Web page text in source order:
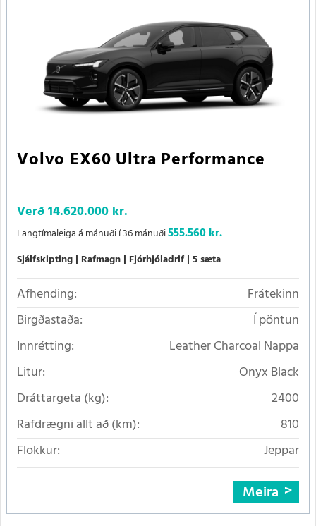
Volvo EX60 Ultra Performance
Verð14.620.000 kr.
Langtímaleiga á mánuði í 36 mánuði555.560 kr.
Sjálfskipting Rafmagn Fjórhjóladrif 5 sæta
Afhending:
Frátekinn
Birgðastaða:
Í pöntun
Innrétting:
Leather Charcoal Nappa
Litur:
Onyx Black
Dráttargeta (kg):
2400
Rafdrægni allt að (km):
810
Flokkur:
Jeppar
Meira